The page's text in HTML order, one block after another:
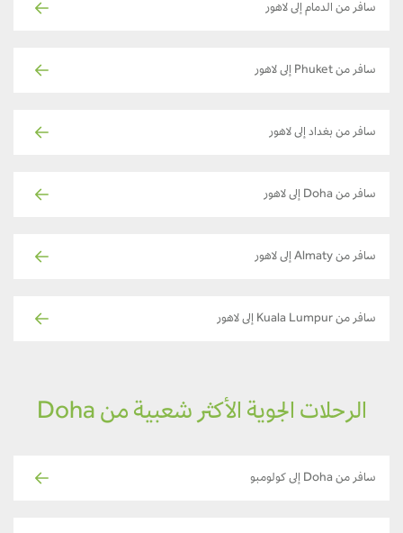
سافر من الدمام إلى لاهور
سافر من Phuket إلى لاهور
سافر من بغداد إلى لاهور
سافر من Doha إلى لاهور
سافر من Almaty إلى لاهور
سافر من Kuala Lumpur إلى لاهور
الرحلات الجوية الأكثر شعبية من Doha
سافر من Doha إلى كولومبو